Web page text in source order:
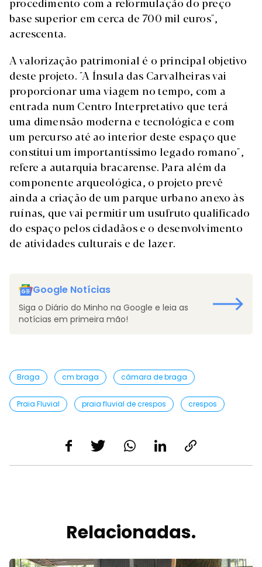
base superior em cerca de 700 mil euros",
acrescenta.
A valorização patrimonial é o principal objetivo
deste projeto. "A Ínsula das Carvalheiras vai
proporcionar uma viagem no tempo, com a
entrada num Centro Interpretativo que terá
uma dimensão moderna e tecnológica e com
um percurso até ao interior deste espaço que
constitui um importantíssimo legado romano",
refere a autarquia bracarense. Para além da
componente arqueológica, o projeto prevê
ainda a criação de um parque urbano anexo às
ruínas, que vai permitir um usufruto qualificado
do espaço pelos cidadãos e o desenvolvimento
de atividades culturais e de lazer.
Google Notícias
Siga o Diário do Minho na Google e leia as
notícias em primeira mão!
Braga cm braga câmara de braga
Praia Fluvial praia fluvial de crespos crespos
Relacionadas.